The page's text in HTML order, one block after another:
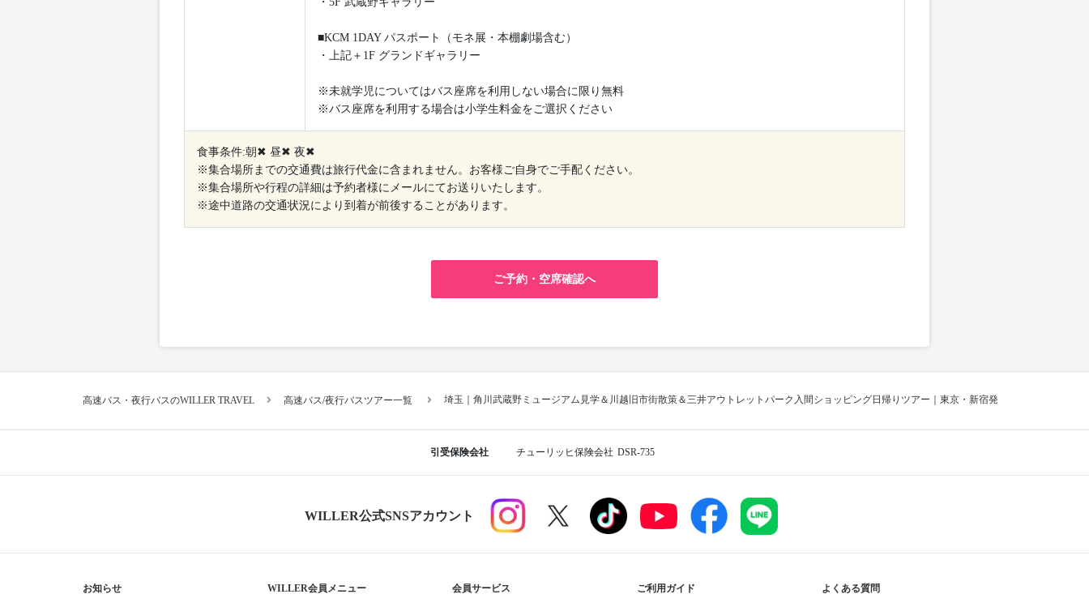
■KCM 1DAY パスポート（モネ展・本棚劇場含む）
・上記＋1F グランドギャラリー
※未就学児についてはバス座席を利用しない場合に限り無料
※バス座席を利用する場合は小学生料金をご選択ください
食事条件:朝✖ 昼✖ 夜✖
※集合場所までの交通費は旅行代金に含まれません。お客様ご自身でご手配ください。
※集合場所や行程の詳細は予約者様にメールにてお送りいたします。
※途中道路の交通状況により到着が前後することがあります。
ご予約・空席確認へ
高速バス・夜行バスのWILLER TRAVEL 高速バス/夜行バスツアー一覧 埼玉｜角川武蔵野ミュージアム見学＆川越旧市街散策＆三井アウトレットパーク入間ショッピング日帰りツアー｜東京・新宿発
引受保険会社 チューリッヒ保険会社 DSR-735
WILLER公式SNSアカウント
お知らせ WILLER会員メニュー 会員サービス ご利用ガイド よくある質問